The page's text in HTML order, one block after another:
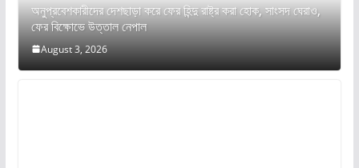
অনুপ্রবেশকারীদের দেশছাড়া করে ফের হিন্দু রাষ্ট্র করা হোক, সাংসদ ঘেরাও,
ফের বিক্ষোভে উত্তাল নেপাল
August 3, 2026